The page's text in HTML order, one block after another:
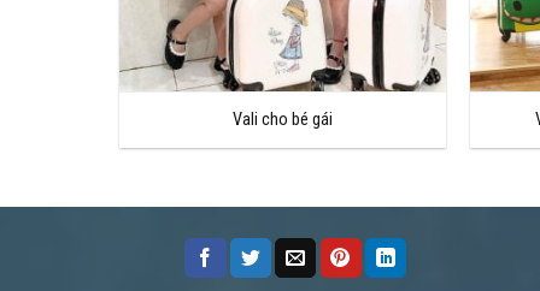
Vali cho bé gái